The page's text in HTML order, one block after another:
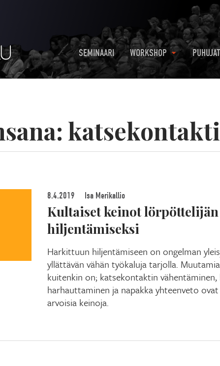
SEMINAARI WORKSHOP PUHUJAT
katsekontakti
8.4.2019 Isa Merikallio
Kultaiset keinot lörpöttelijän
hiljentämiseksi
Harkittuun hiljentämiseen on ongelman
yllättävän vähän työkaluja tarjolla.
kuitenkin on; katsekontaktin vähentäminen,
harhauttaminen ja napakka yhteenveto
arvoisia keinoja.